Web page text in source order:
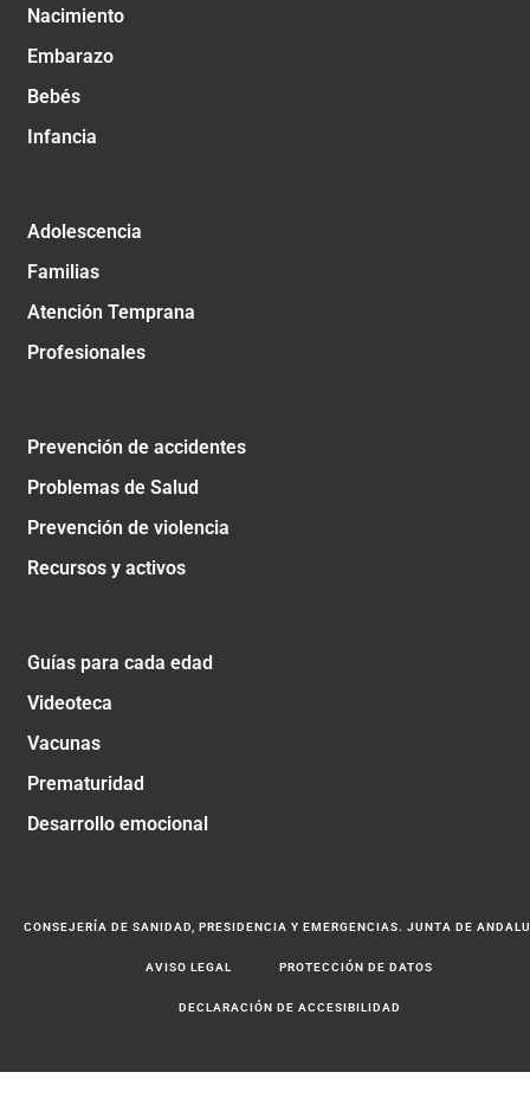
Nacimiento
Embarazo
Bebés
Infancia
Adolescencia
Familias
Atención Temprana
Profesionales
Prevención de accidentes
Problemas de Salud
Prevención de violencia
Recursos y activos
Guías para cada edad
Videoteca
Vacunas
Prematuridad
Desarrollo emocional
CONSEJERÍA DE SANIDAD, PRESIDENCIA Y EMERGENCIAS. JUNTA DE
AVISO LEGAL PROTECCIÓN DE DATOS
DECLARACIÓN DE ACCESIBILIDAD